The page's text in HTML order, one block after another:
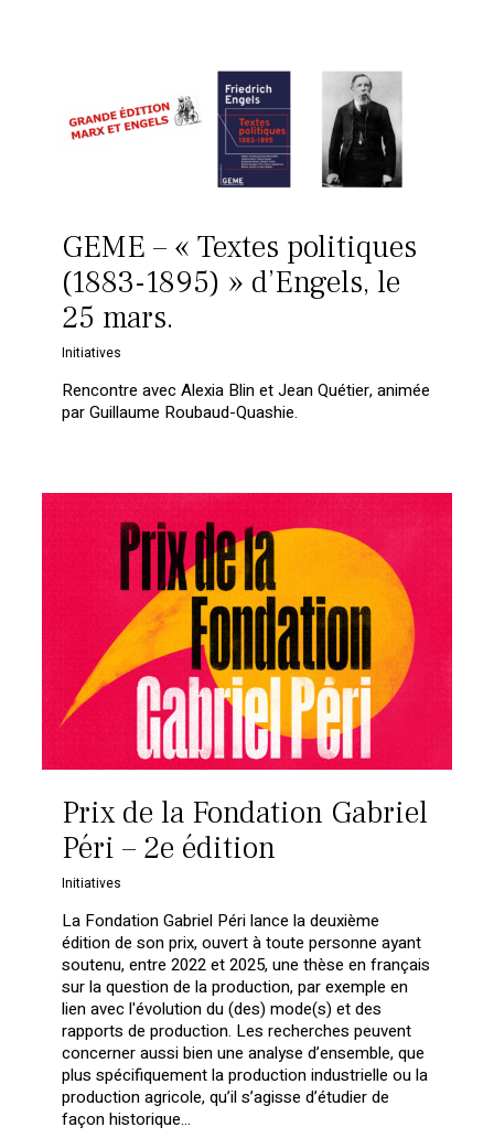
Votre panier est vide.
GEME – « Textes politiques
(1883-1895) » d’Engels, le
25 mars.
Initiatives
Rencontre avec Alexia Blin et Jean Quétier, animée
par Guillaume Roubaud-Quashie.
Prix de la Fondation Gabriel
Péri – 2e édition
Initiatives
La Fondation Gabriel Péri lance la deuxième
édition de son prix, ouvert à toute personne ayant
soutenu, entre 2022 et 2025, une thèse en français
sur la question de la production, par exemple en
lien avec l'évolution du (des) mode(s) et des
rapports de production. Les recherches peuvent
concerner aussi bien une analyse d’ensemble, que
plus spécifiquement la production industrielle ou la
production agricole, qu’il s’agisse d’étudier de
façon historique...